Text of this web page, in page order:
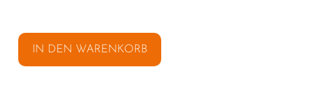
IN DEN WARENKORB